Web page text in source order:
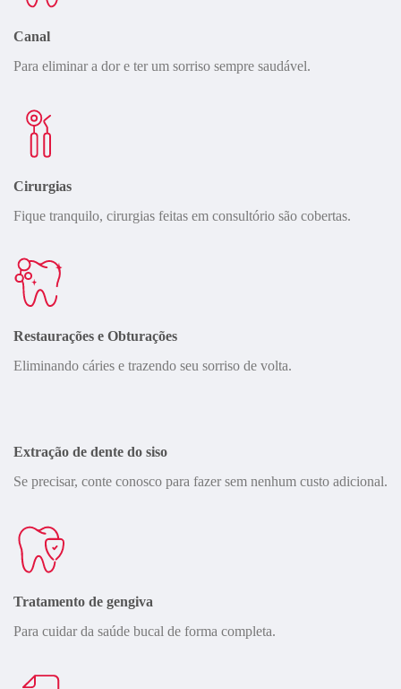
Canal
Para eliminar a dor e ter um sorriso sempre saudável.
Cirurgias
Fique tranquilo, cirurgias feitas em consultório são cobertas.
Restaurações e Obturações
Eliminando cáries e trazendo seu sorriso de volta.
Extração de dente do siso
Se precisar, conte conosco para fazer sem nenhum custo adicional.
Tratamento de gengiva
Para cuidar da saúde bucal de forma completa.